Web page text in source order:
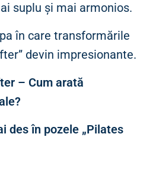
suplu și mai armonios.
în care transformările
devin impresionante.
– Cum arată
des în pozele „Pilates